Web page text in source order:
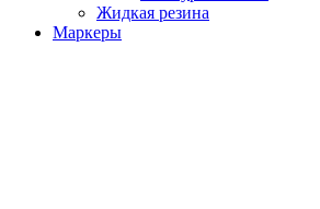
Жидкая резина
Маркеры